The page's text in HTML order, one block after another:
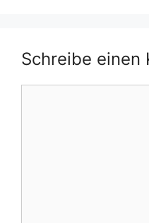
Schreibe einen